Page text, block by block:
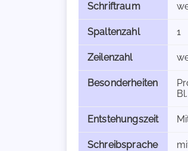
Schriftraum
Spaltenzahl 1
Zeilenzahl
Besonderheiten
Entstehungszeit
Schreibsprache